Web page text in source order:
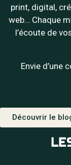
print, digital,
web… Chaque
l’écoute de
Envie d’une
Découvrir le